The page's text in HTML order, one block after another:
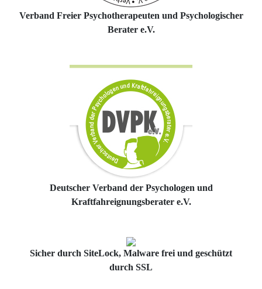
Verband Freier Psychotherapeuten und Psychologischer
Berater e.V.
Deutscher Verband der Psychologen und
Kraftfahreignungsberater e.V.
Sicher durch SiteLock, Malware frei und geschützt
durch SSL